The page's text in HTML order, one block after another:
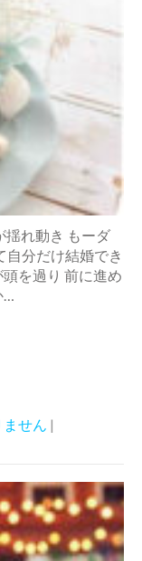
揺れ動き もーダ
自分だけ結婚でき
を過り 前に進め
…
せん |